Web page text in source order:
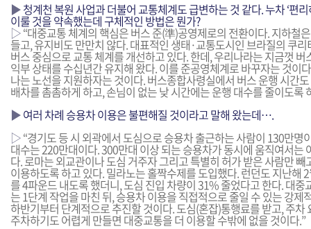
▶청계천 복원 사업과 더불어 교통체계도 급변하는 것 같다. 누차 ‘편
이룰 것을 약속했는데 구체적인 방법은 뭔가?
▷“대중교통 체계의 핵심은 버스 준(準)공영제로의 전환이다. 지하철
들고, 유지비도 만만치 않다. 대표적인 생태·교통도시인 브라질의 쿠
버스 중심으로 교통 체계를 개선하고 있다. 한데, 우리나라는 지금껏
익부 상태를 수십년간 유지해 왔다. 이를 준공영체계로 바꾸자는 것이
나는 노선을 지원하자는 것이다. 버스종합사령실에서 버스 운행 시간
배차를 촘촘하게 하고, 손님이 없는 낮 시간에는 운행 대수를 줄이도록
▶여러 차례 승용차 이용은 불편해질 것이라고 말해 왔는데….
▷“경기도 등 시 외곽에서 도심으로 승용차 출근하는 사람이 130만명
대수는 220만대이다. 300만대 이상 되는 승용차가 동시에 움직여서는
다. 로마는 외교관이나 도심 거주자 그리고 특별히 허가 받은 사람만
이용하도록 하고 있다. 밀라노는 홀짝수제를 도입했다. 런던도 지난해
를 4파운드 내도록 했더니, 도심 진입 차량이 31% 줄었다고 한다. 대중
는 1단계 작업을 마친 뒤, 승용차 이용을 직접적으로 줄일 수 있는 강제
하반기부터 단계적으로 추진할 것이다. 도심(혼잡)통행료를 받고, 주차
주차하기도 어렵게 만들면 대중교통을 더 이용할 수밖에 없을 것이다.”